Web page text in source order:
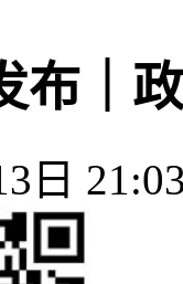
布｜
日